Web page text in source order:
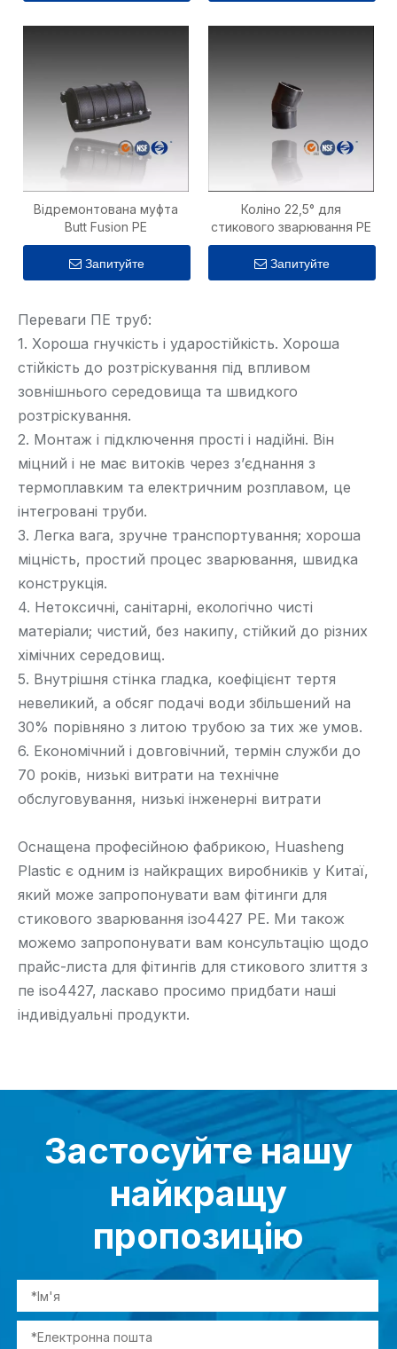
Відремонтована муфта
Butt Fusion PE
Запитуйте
Коліно 22,5° для
стикового зварювання PE
Запитуйте
Переваги ПЕ труб:
1. Хороша гнучкість і ударостійкість. Хороша
стійкість до розтріскування під впливом
зовнішнього середовища та швидкого
розтріскування.
2. Монтаж і підключення прості і надійні. Він
міцний і не має витоків через з’єднання з
термоплавким та електричним розплавом, це
інтегровані труби.
3. Легка вага, зручне транспортування; хороша
міцність, простий процес зварювання, швидка
конструкція.
4. Нетоксичні, санітарні, екологічно чисті
матеріали; чистий, без накипу, стійкий до різних
хімічних середовищ.
5. Внутрішня стінка гладка, коефіцієнт тертя
невеликий, а обсяг подачі води збільшений на
30% порівняно з литою трубою за тих же умов.
6. Економічний і довговічний, термін служби до
70 років, низькі витрати на технічне
обслуговування, низькі інженерні витрати
Оснащена професійною фабрикою, Huasheng
Plastic є одним із найкращих виробників у Китаї,
який може запропонувати вам фітинги для
стикового зварювання ізо4427 PE. Ми також
можемо запропонувати вам консультацію щодо
прайс-листа для фітингів для стикового злиття з
пе iso4427, ласкаво просимо придбати наші
індивідуальні продукти.
Застосуйте нашу
найкращу
пропозицію